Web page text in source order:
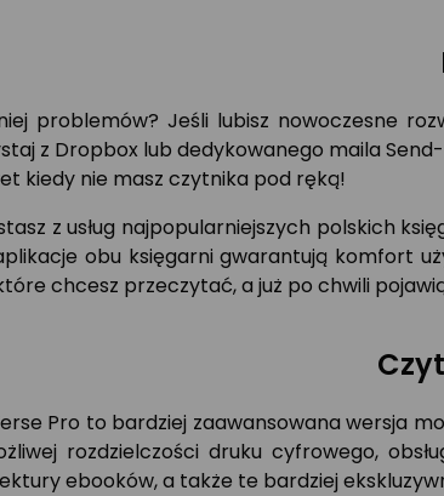
problemów? Jeśli lubisz nowoczesne
z Dropbox lub dedykowanego maila
kiedy nie masz czytnika pod ręką!
z usług najpopularniejszych polskich
obu księgarni gwarantują komfort
chcesz przeczytać, a już po chwili
Pro to bardziej zaawansowana wersja
rozdzielczości druku cyfrowego,
ebooków, a także te bardziej